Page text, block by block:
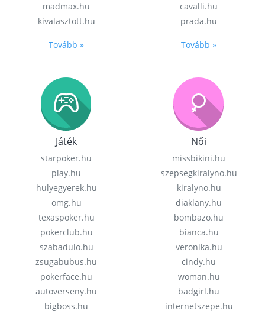
madmax.hu
kivalasztott.hu
Tovább »
cavalli.hu
prada.hu
Tovább »
Játék
starpoker.hu
play.hu
hulyegyerek.hu
omg.hu
texaspoker.hu
pokerclub.hu
szabadulo.hu
zsugabubus.hu
pokerface.hu
autoverseny.hu
bigboss.hu
Női
missbikini.hu
szepsegkiralyno.hu
kiralyno.hu
diaklany.hu
bombazo.hu
bianca.hu
veronika.hu
cindy.hu
woman.hu
badgirl.hu
internetszepe.hu